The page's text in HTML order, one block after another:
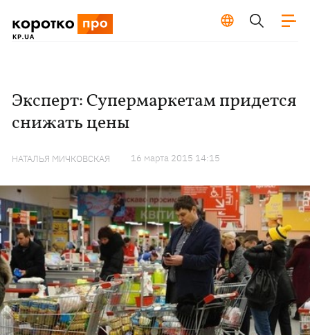
Эксперт: Супермаркетам придется
снижать цены
НАТАЛЬЯ МИЧКОВСКАЯ 16 марта 2015 14:15